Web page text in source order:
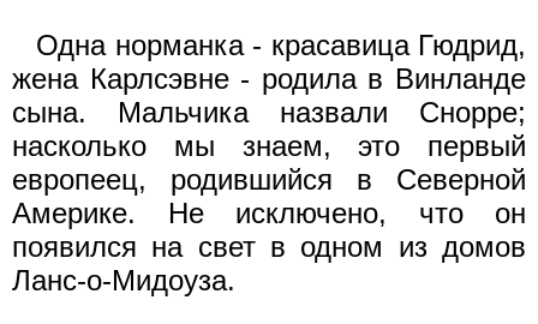
Одна норманка - красавица Гюдрид,
жена Карлсэвне - родила в Винланде
сына. Мальчика назвали Снорре;
насколько мы знаем, это первый
европеец, родившийся в Северной
Америке. Не исключено, что он
появился на свет в одном из домов
Ланс-о-Мидоуза.